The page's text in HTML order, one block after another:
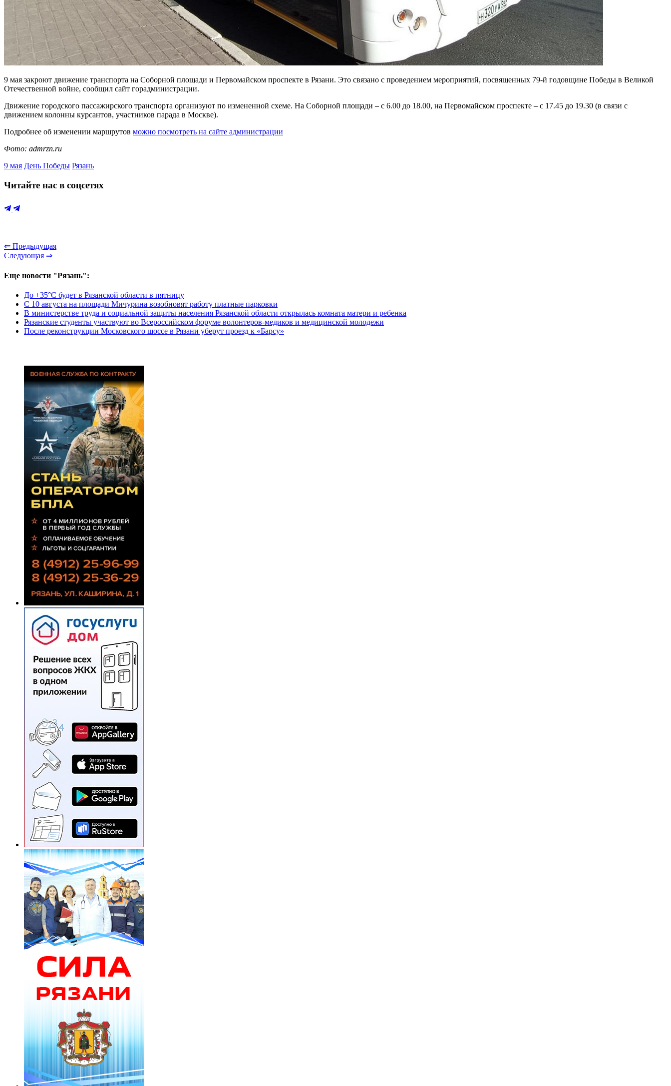
9 мая закроют движение транспорта на Соборной площади и Первомайском проспекте в Рязани. Это связано с проведением мероприятий, посвященных 79-й годовщине Победы в Великой
Отечественной войне, сообщил сайт горадминистрации.
Движение городского пассажирского транспорта организуют по измененной схеме. На Соборной площади – с 6.00 до 18.00, на Первомайском проспекте – с 17.45 до 19.30 (в связи с
движением колонны курсантов, участников парада в Москве).
Подробнее об изменении маршрутов можно посмотреть на сайте администрации
Фото: admrzn.ru
9 мая День Победы Рязань
Читайте нас в соцсетях
⇐ Предыдущая
Следующая ⇒
Еще новости "Рязань":
До +35°С будет в Рязанской области в пятницу
С 10 августа на площади Мичурина возобновят работу платные парковки
В министерстве труда и социальной защиты населения Рязанской области открылась комната матери и ребенка
Рязанские студенты участвуют во Всероссийском форуме волонтеров-медиков и медицинской молодежи
После реконструкции Московского шоссе в Рязани уберут проезд к «Барсу»